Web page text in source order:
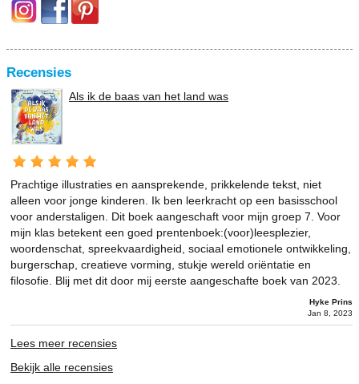
Recensies
Als ik de baas van het land was
Prachtige illustraties en aansprekende, prikkelende tekst, niet
alleen voor jonge kinderen. Ik ben leerkracht op een basisschool
voor anderstaligen. Dit boek aangeschaft voor mijn groep 7. Voor
mijn klas betekent een goed prentenboek:(voor)leesplezier,
woordenschat, spreekvaardigheid, sociaal emotionele ontwikkeling,
burgerschap, creatieve vorming, stukje wereld oriëntatie en
filosofie. Blij met dit door mij eerste aangeschafte boek van 2023.
Hyke Prins
Jan 8, 2023
Lees meer recensies
Bekijk alle recensies